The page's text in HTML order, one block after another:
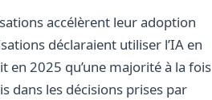
accélèrent leur adoption
déclaraient utiliser l’IA en
en 2025 qu’une majorité à la fois
dans les décisions prises par